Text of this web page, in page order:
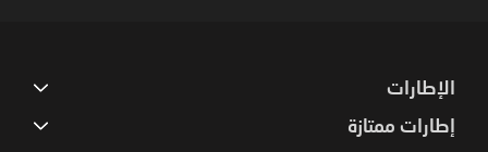
الإطارات
إطارات ممتازة